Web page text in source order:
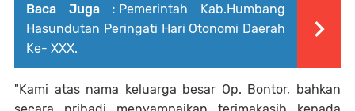
Baca Juga : Pemerintah Kab.Humbang
Hasundutan Peringati Hari Otonomi Daerah
Ke- XXX.
"Kami atas nama keluarga besar Op. Bontor, bahkan